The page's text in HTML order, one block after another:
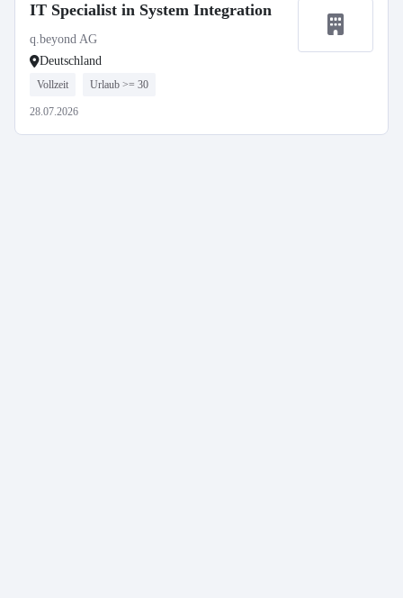
IT Specialist in System Integration
q.beyond AG
Deutschland
Vollzeit Urlaub >= 30
28.07.2026